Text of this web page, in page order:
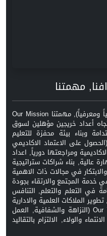
مهمتنا
رؤيتنا Our Vision (جامعة متميزة علمياً ومعرفياً), مهمتنا Our Mission
أعداد خريجين مؤهلين لسوق
وبناء بيئة محفزة للتعليم
والابداع الفكري), الاهداف Our Aim (الحصول على الاعتماد الاكاديمي
ومراجعتها دورياً, اعداد
عالية, بناء شراكات ستراتيجية
في مجالات ذات الاهمية
خدمة المجتمع والارتقاء بجودة
في التعلم والتعلم, التنافس
الملاكات العلمية والادارية
وفق المعايير الدولية), قيمنا Our Values (النزاهة والشفافية, العمل
والولاء, الالتزام بالتقاليد